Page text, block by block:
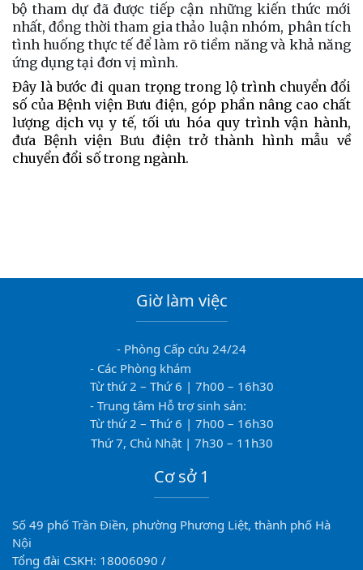
bộ tham dự đã được tiếp cận những kiến thức mới
nhất, đồng thời tham gia thảo luận nhóm, phân tích
tình huống thực tế để làm rõ tiềm năng và khả năng
ứng dụng tại đơn vị mình.
Đây là bước đi quan trọng trong lộ trình chuyển đổi
số của Bệnh viện Bưu điện, góp phần nâng cao chất
lượng dịch vụ y tế, tối ưu hóa quy trình vận hành,
đưa Bệnh viện Bưu điện trở thành hình mẫu về
chuyển đổi số trong ngành.
Giờ làm việc
- Phòng Cấp cứu 24/24
- Các Phòng khám
Từ thứ 2 – Thứ 6 | 7h00 – 16h30
- Trung tâm Hỗ trợ sinh sản:
Từ thứ 2 – Thứ 6 | 7h00 – 16h30
Thứ 7, Chủ Nhật | 7h30 – 11h30
Cơ sở 1
Số 49 phố Trần Điền, phường Phương Liệt, thành phố Hà
Nội
Tổng đài CSKH: 18006090 /